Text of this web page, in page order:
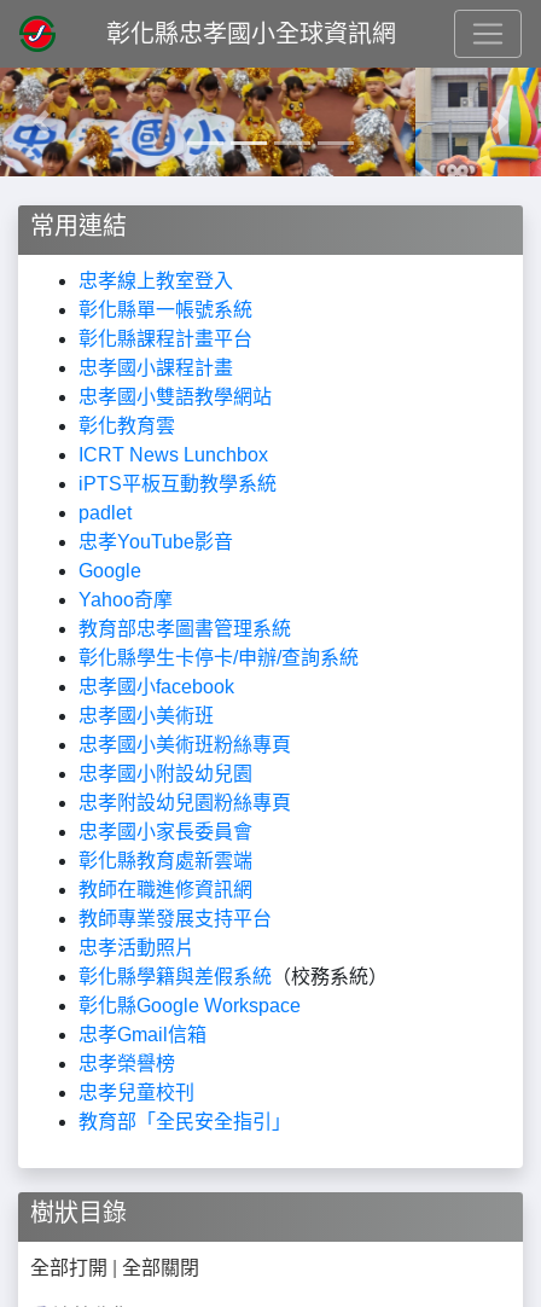
彰化縣忠孝國小全球資訊網
Previous Next
常用連結
忠孝線上教室登入
彰化縣單一帳號系統
彰化縣課程計畫平台
忠孝國小課程計畫
忠孝國小雙語教學網站
彰化教育雲
ICRT News Lunchbox
iPTS平板互動教學系統
padlet
忠孝YouTube影音
Google
Yahoo奇摩
教育部忠孝圖書管理系統
彰化縣學生卡停卡/申辦/查詢系統
忠孝國小facebook
忠孝國小美術班
忠孝國小美術班粉絲專頁
忠孝國小附設幼兒園
忠孝附設幼兒園粉絲專頁
忠孝國小家長委員會
彰化縣教育處新雲端
教師在職進修資訊網
教師專業發展支持平台
忠孝活動照片
彰化縣學籍與差假系統 （校務系統）
彰化縣Google Workspace
忠孝Gmail信箱
忠孝榮譽榜
忠孝兒童校刊
教育部「全民安全指引」
樹狀目錄
全部打開 全部關閉